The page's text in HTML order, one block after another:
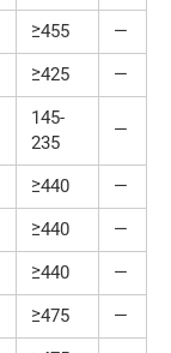
≥455
—
≥425 —
145-
235
—
≥440
—
≥440
—
≥440
—
≥475
—